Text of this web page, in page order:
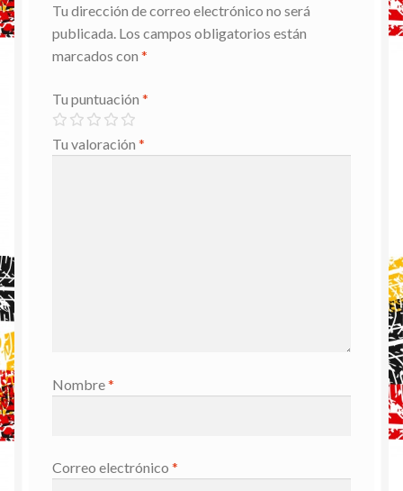
Tu dirección de correo electrónico no será
publicada. Los campos obligatorios están
marcados con *
Tu puntuación *
Tu valoración *
Nombre*
Correo electrónico *